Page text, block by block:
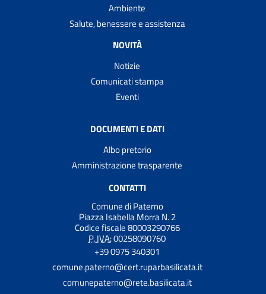
Ambiente
Salute, benessere e assistenza
NOVITÀ
Notizie
Comunicati stampa
Eventi
DOCUMENTI E DATI
Albo pretorio
Amministrazione trasparente
CONTATTI
Comune di Paterno
Piazza Isabella Morra N. 2
Codice fiscale 80003290766
P. IVA:00258090760
+39 0975 340301
comune.paterno@cert.ruparbasilicata.it
comunepaterno@rete.basilicata.it